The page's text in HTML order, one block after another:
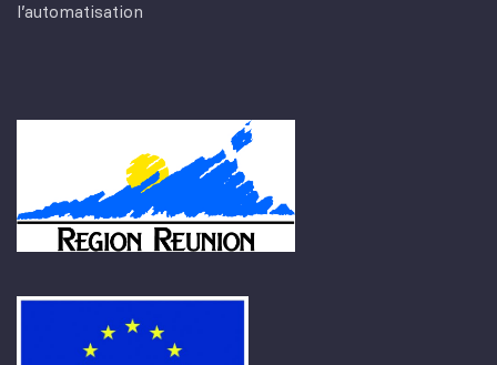
l’automatisation